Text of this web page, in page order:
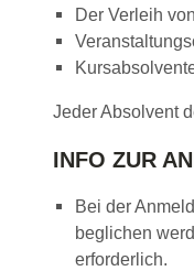
Der Verleih
Jeder Absolvent
INFO ZUR
Bei der
beglichen
erforderlich.